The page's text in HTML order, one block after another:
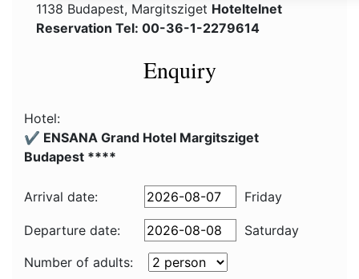
1138 Budapest, Margitsziget Hoteltelnet
Reservation Tel: 00-36-1-2279614
Enquiry
Hotel:
✔️ ENSANA Grand Hotel Margitsziget
Budapest ****
Arrival date: Friday
Departure date:
Saturday
Number of adults: